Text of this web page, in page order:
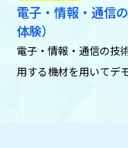
電子・情報・通信
体験）
電子・情報・通信の技
用する機材を用いてデ